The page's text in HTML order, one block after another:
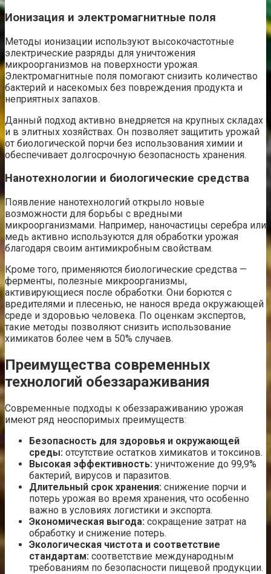
Ионизация и электромагнитные поля
Методы ионизации используют высокочастотные
электрические разряды для уничтожения
микроорганизмов на поверхности урожая.
Электромагнитные поля помогают снизить количество
бактерий и насекомых без повреждения продукта и
неприятных запахов.
Данный подход активно внедряется на крупных складах
и в элитных хозяйствах. Он позволяет защитить урожай
от биологической порчи без использования химии и
обеспечивает долгосрочную безопасность хранения.
Нанотехнологии и биологические средства
Появление нанотехнологий открыло новые
возможности для борьбы с вредными
микроорганизмами. Например, наночастицы серебра или
медь активно используются для обработки урожая
благодаря своим антимикробным свойствам.
Кроме того, применяются биологические средства —
ферменты, полезные микроорганизмы,
активирующиеся после обработки. Они борются с
вредителями и плесенью, не нанося вреда окружающей
среде и здоровью человека. По оценкам экспертов,
такие методы позволяют снизить использование
химикатов более чем в 50% случаев.
Преимущества современных
технологий обеззараживания
Современные подходы к обеззараживанию урожая
имеют ряд неоспоримых преимуществ:
Безопасность для здоровья и окружающей
среды: отсутствие остатков химикатов и токсинов.
Высокая эффективность: уничтожение до 99,9%
бактерий, вирусов и паразитов.
Длительный срок хранения: снижение порчи и
потерь урожая во время хранения, что особенно
важно в условиях логистики и экспорта.
Экономическая выгода: сокращение затрат на
обработку и снижение потерь.
Экологическая чистота и соответствие
стандартам: соответствие международным
требованиям по безопасности пищевой продукции.